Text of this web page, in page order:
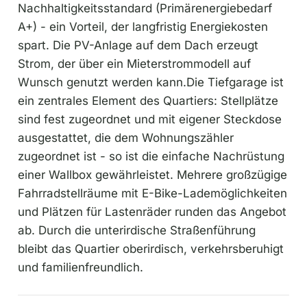
Nachhaltigkeitsstandard (Primärenergiebedarf
A+) - ein Vorteil, der langfristig Energiekosten
spart. Die PV-Anlage auf dem Dach erzeugt
Strom, der über ein Mieterstrommodell auf
Wunsch genutzt werden kann.Die Tiefgarage ist
ein zentrales Element des Quartiers: Stellplätze
sind fest zugeordnet und mit eigener Steckdose
ausgestattet, die dem Wohnungszähler
zugeordnet ist - so ist die einfache Nachrüstung
einer Wallbox gewährleistet. Mehrere großzügige
Fahrradstellräume mit E-Bike-Lademöglichkeiten
und Plätzen für Lastenräder runden das Angebot
ab. Durch die unterirdische Straßenführung
bleibt das Quartier oberirdisch, verkehrsberuhigt
und familienfreundlich.